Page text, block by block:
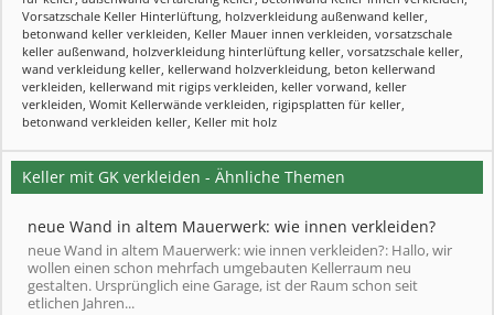
Vorsatzschale Keller Hinterlüftung, holzverkleidung außenwand keller,
betonwand keller verkleiden, Keller Mauer innen verkleiden, vorsatzschale
keller außenwand, holzverkleidung hinterlüftung keller, vorsatzschale keller,
wand verkleidung keller, kellerwand holzverkleidung, beton kellerwand
verkleiden, kellerwand mit rigips verkleiden, keller vorwand, keller
verkleiden, Womit Kellerwände verkleiden, rigipsplatten für keller,
betonwand verkleiden keller, Keller mit holz
Keller mit GK verkleiden - Ähnliche Themen
neue Wand in altem Mauerwerk: wie innen verkleiden?
neue Wand in altem Mauerwerk: wie innen verkleiden?: Hallo, wir
wollen einen schon mehrfach umgebauten Kellerraum neu
gestalten. Ursprünglich eine Garage, ist der Raum schon seit
etlichen Jahren...